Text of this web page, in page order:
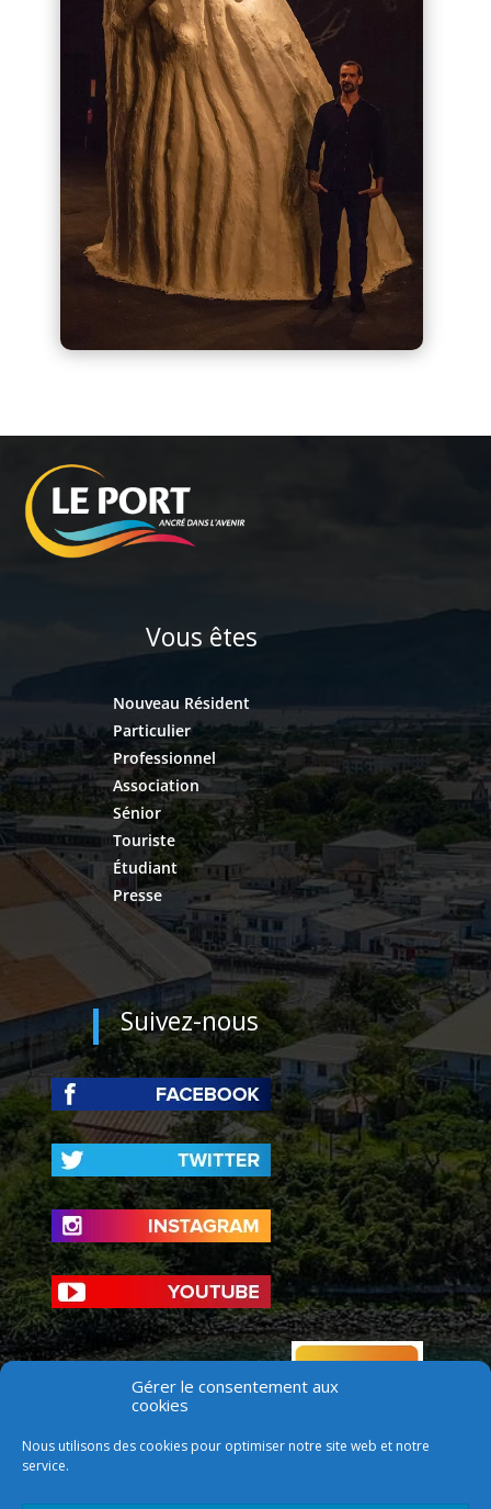
Gérer le consentement aux
cookies
Nous utilisons des cookies pour optimiser notre site web et notre
service.
Vous êtes
Nouveau Résident
Particulier
Professionnel
Association
Sénior
Touriste
Étudiant
Presse
Suivez-nous